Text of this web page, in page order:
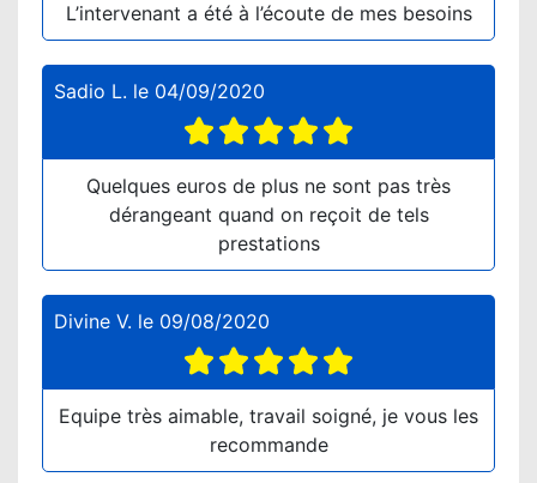
L’intervenant a été à l’écoute de mes besoins
Sadio L. le 04/09/2020
Quelques euros de plus ne sont pas très
dérangeant quand on reçoit de tels
prestations
Divine V. le 09/08/2020
Equipe très aimable, travail soigné, je vous les
recommande